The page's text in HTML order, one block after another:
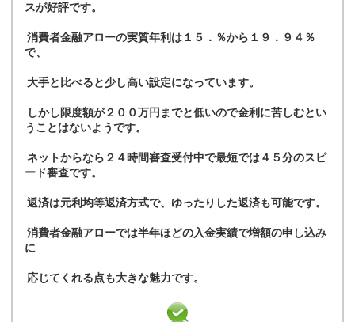
スが好評です。
消費者金融アローの実質年利は１５．％から１９．９４％
で、
大手と比べると少し高い設定になっています。
しかし限度額が２００万円までと低いので金利に苦しむとい
うことはないようです。
ネットからなら２４時間審査受付中で最短では４５分のスピ
ード審査です。
返済は元利均等返済方式で、ゆったりした返済も可能です。
消費者金融アローでは半年ほどの入金実績で増額の申し込み
に
応じてくれる点も大きな魅力です。